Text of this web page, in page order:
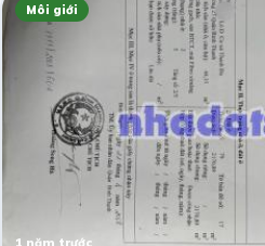
Môi giới
1 năm trước